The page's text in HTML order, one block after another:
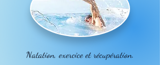
Natation, exercice et récupération.